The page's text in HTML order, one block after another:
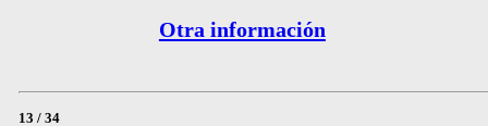
Otra información
13 / 34